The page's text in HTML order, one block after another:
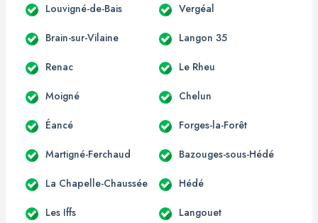
Louvigné-de-Bais Vergéal
Brain-sur-Vilaine Langon 35
Renac Le Rheu
Moigné Chelun
Éancé Forges-la-Forêt
Martigné-Ferchaud Bazouges-sous-Hédé
La Chapelle-Chaussée Hédé
Les Iffs Langouet